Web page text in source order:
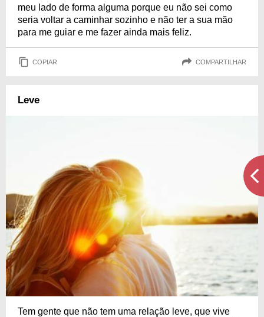
meu lado de forma alguma porque eu não sei como
seria voltar a caminhar sozinho e não ter a sua mão
para me guiar e me fazer ainda mais feliz.
COPIAR COMPARTILHAR
Leve
Tem gente que não tem uma relação leve, que vive